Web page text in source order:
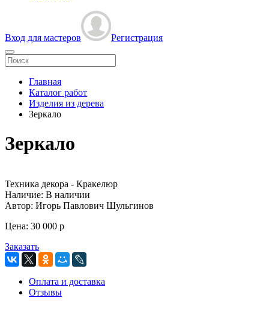
Вход для мастеров Регистрация
Главная
Каталог работ
Изделия из дерева
Зеркало
Зеркало
Техника декора - Кракелюр
Наличие: В наличии
Автор: Игорь Павлович Шульгинов
Цена: 30 000 p
Заказать
Оплата и доставка
Отзывы